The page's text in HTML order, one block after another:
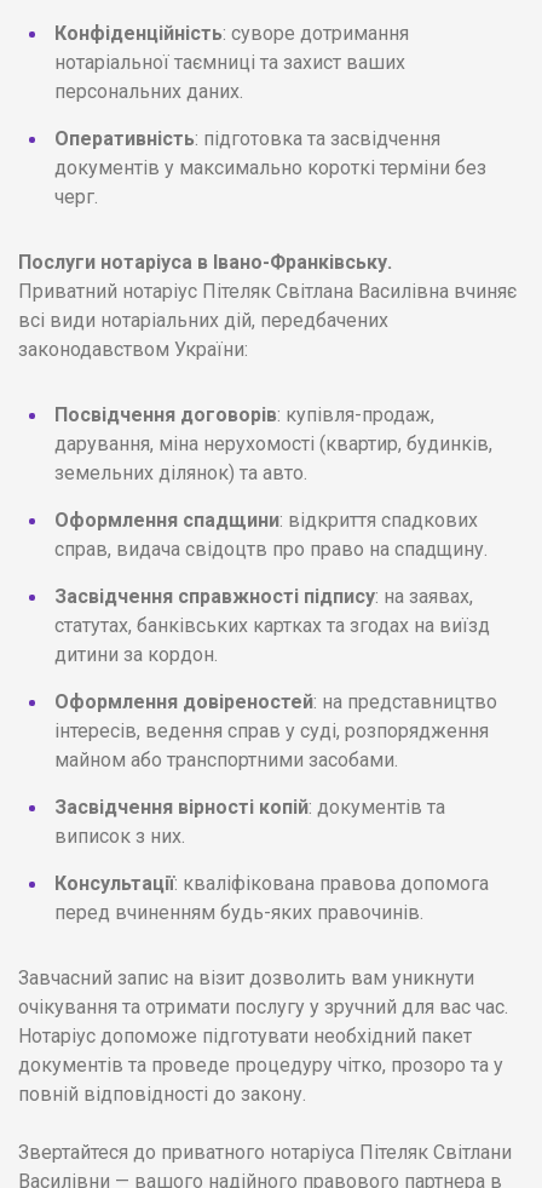
Конфіденційність: суворе дотримання
нотаріальної таємниці та захист ваших
персональних даних.
Оперативність: підготовка та засвідчення
документів у максимально короткі терміни без
черг.
Послуги нотаріуса в Івано-Франківську.
Приватний нотаріус Пітеляк Світлана Василівна вчиняє
всі види нотаріальних дій, передбачених
законодавством України:
Посвідчення договорів: купівля-продаж,
дарування, міна нерухомості (квартир, будинків,
земельних ділянок) та авто.
Оформлення спадщини: відкриття спадкових
справ, видача свідоцтв про право на спадщину.
Засвідчення справжності підпису: на заявах,
статутах, банківських картках та згодах на виїзд
дитини за кордон.
Оформлення довіреностей: на представництво
інтересів, ведення справ у суді, розпорядження
майном або транспортними засобами.
Засвідчення вірності копій: документів та
виписок з них.
Консультації: кваліфікована правова допомога
перед вчиненням будь-яких правочинів.
Завчасний запис на візит дозволить вам уникнути
очікування та отримати послугу у зручний для вас час.
Нотаріус допоможе підготувати необхідний пакет
документів та проведе процедуру чітко, прозоро та у
повній відповідності до закону.
Звертайтеся до приватного нотаріуса Пітеляк Світлани
Василівни — вашого надійного правового партнера в